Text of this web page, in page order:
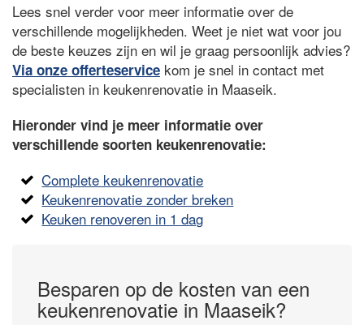
Lees snel verder voor meer informatie over de
verschillende mogelijkheden. Weet je niet wat voor jou
de beste keuzes zijn en wil je graag persoonlijk advies?
Via onze offerteservice kom je snel in contact met
specialisten in keukenrenovatie in Maaseik.
Hieronder vind je meer informatie over
verschillende soorten keukenrenovatie:
Complete keukenrenovatie
Keukenrenovatie zonder breken
Keuken renoveren in 1 dag
Besparen op de kosten van een
keukenrenovatie in Maaseik?